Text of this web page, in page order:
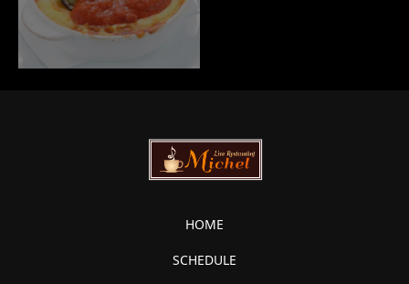
HOME
SCHEDULE